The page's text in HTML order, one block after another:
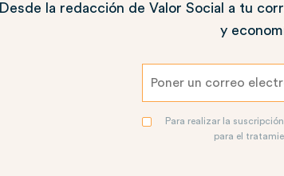
Desde la redacción de Valor Social a tu
y
Para realizar la
para el